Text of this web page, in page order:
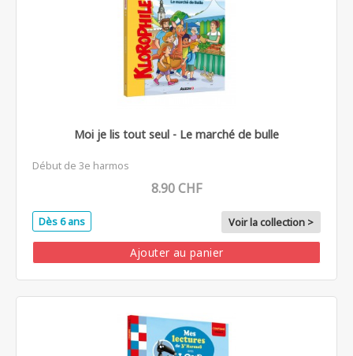
Moi je lis tout seul - Le marché de bulle
Début de 3e harmos
8.90 CHF
Dès 6 ans Voir la collection >
Ajouter au panier